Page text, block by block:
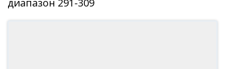
диапазон 291-309